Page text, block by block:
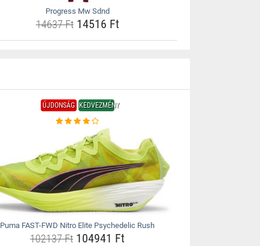
Progress Mw Sdnd
14637 Ft14516 Ft
ÚJDONSÁG KEDVEZMÉNY
Puma FAST-FWD Nitro Elite Psychedelic Rush
102137 Ft 104941 Ft